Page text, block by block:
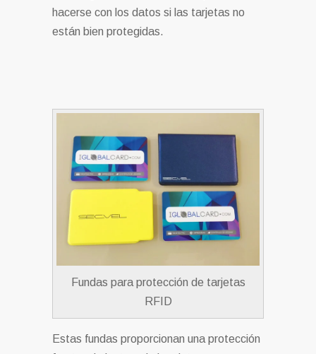
hacerse con los datos si las tarjetas no
están bien protegidas.
Fundas para protección de tarjetas
RFID
Estas fundas proporcionan una protección